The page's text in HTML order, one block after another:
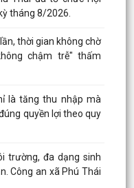
tháng 8/2026.
thời gian không chờ
chậm trễ" thấm
là tăng thu nhập mà
quyền lợi theo quy
trường, đa dạng sinh
Công an xã Phú Thái